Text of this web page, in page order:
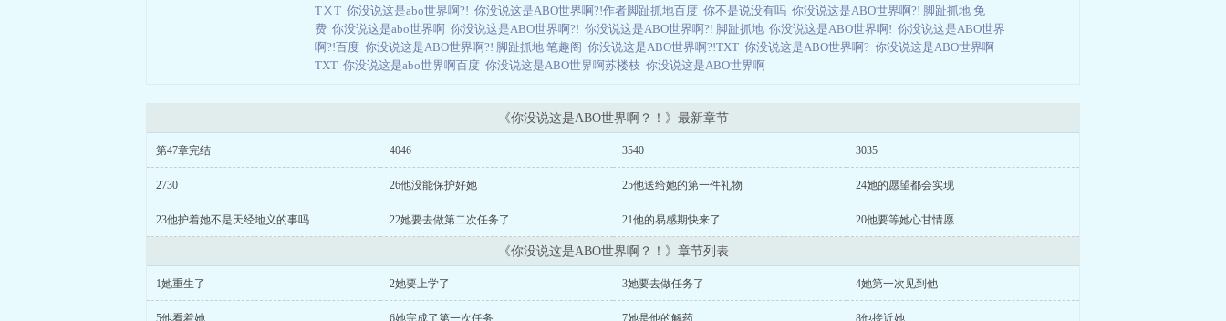
TⅩT 你没说这是abo世界啊?! 你没说这是ABO世界啊?!作者脚趾抓地百度 你不是说没有吗 你没说这是ABO世界啊?! 脚趾抓地 免
费 你没说这是abo世界啊 你没说这是ABO世界啊?! 你没说这是ABO世界啊?! 脚趾抓地 你没说这是ABO世界啊! 你没说这是ABO世界
啊?!百度 你没说这是ABO世界啊?! 脚趾抓地 笔趣阁 你没说这是ABO世界啊?!TXT 你没说这是ABO世界啊? 你没说这是ABO世界啊
TXT 你没说这是abo世界啊百度 你没说这是ABO世界啊苏楼枝 你没说这是ABO世界啊
《你没说这是ABO世界啊？！》最新章节
第47章完结 4046 3540 3035
2730 26他没能保护好她 25他送给她的第一件礼物 24她的愿望都会实现
23他护着她不是天经地义的事吗 22她要去做第二次任务了 21他的易感期快来了 20他要等她心甘情愿
《你没说这是ABO世界啊？！》章节列表
1她重生了 2她要上学了 3她要去做任务了 4她第一次见到他
5他看着她 6她完成了第一次任务 7她是他的解药 8他接近她